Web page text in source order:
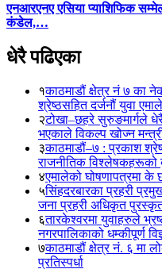
एनआरएनए एसिया प्याशिफिक
कंडेल,…
धेरै पढिएका
१काठमाडौं क्षेत्र नं ७ का
श्रेष्ठसहित दर्जनौं युवा
२टोखा–छहरे सुरुङमार्गले
भएकाले विकल्प खोज्न
३काठमाडौं–७ : प्रकाश
राजनीतिक विश्लेषकहरूको
४एमालेको घोषणापत्रमा के
५सिंहदरबारका प्रहरी
जना प्रहरी अधिकृत
६तारकेश्वरमा युवाहरुले
नगरपालिकाको धम्कीपूर्ण
७काठमाडौं क्षेत्र नं. ६ मा
प्रतिस्पर्धा